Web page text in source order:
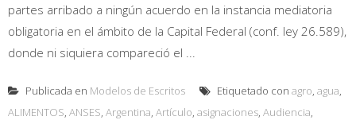
partes arribado a ningún acuerdo en la instancia mediatoria
obligatoria en el ámbito de la Capital Federal (conf. ley 26.589),
donde ni siquiera compareció el ...
Publicada en Modelos de Escritos Etiquetado con agro, agua,
ALIMENTOS, ANSES, Argentina, Artículo, asignaciones, Audiencia,